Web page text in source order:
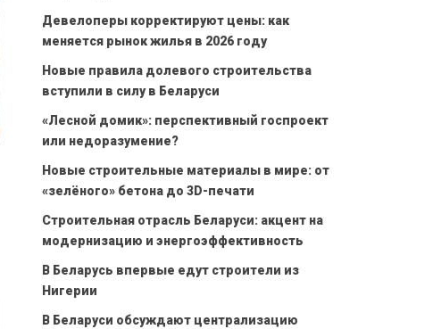
Девелоперы корректируют цены: как
меняется рынок жилья в 2026 году
Новые правила долевого строительства
вступили в силу в Беларуси
«Лесной домик»: перспективный госпроект
или недоразумение?
Новые строительные материалы в мире: от
«зелёного» бетона до 3D-печати
Строительная отрасль Беларуси: акцент на
модернизацию и энергоэффективность
В Беларусь впервые едут строители из
Нигерии
В Беларуси обсуждают централизацию